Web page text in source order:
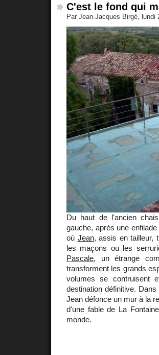
C'est le fond qui
Par Jean-Jacques Birgé, lundi
Du haut de l'ancien
gauche, après une
où Jean, assis en tailleur,
les maçons ou les
Pascale, un étrange
transforment les grands
volumes se contruisent
destination définitive.
Jean défonce un mur à la
d'une fable de La
monde.